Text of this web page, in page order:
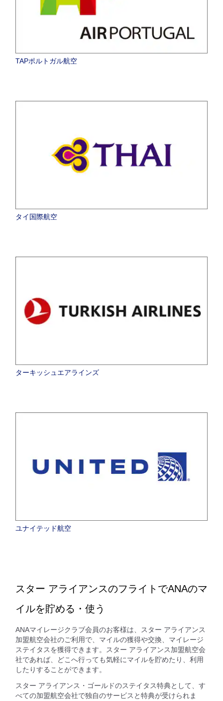
TAPポルトガル航空
タイ国際航空
ターキッシュエアラインズ
ユナイテッド航空
スター アライアンスのフライトでANAのマ
イルを貯める・使う
ANAマイレージクラブ会員のお客様は、スター アライアンス
加盟航空会社のご利用で、マイルの獲得や交換、マイレージ
ステイタスを獲得できます。スター アライアンス加盟航空会
社であれば、どこへ行っても気軽にマイルを貯めたり、利用
したりすることができます。
スター アライアンス・ゴールドのステイタス特典として、す
べての加盟航空会社で独自のサービスと特典が受けられま